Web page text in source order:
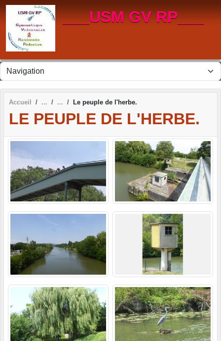
___USM GV RP___
Accueil Le peuple de l'herbe.
LE PEUPLE DE L'HERBE.
Panneau de gestion des cookies